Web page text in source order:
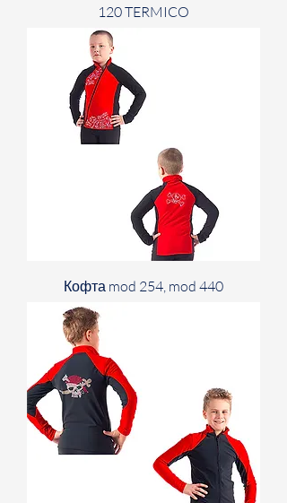
120 TERMICO
Кофта mod 254, mod 440